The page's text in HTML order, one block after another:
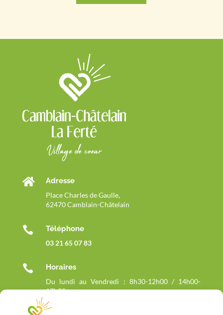
 Adresse
Place Charles de Gaulle,
62470 Camblain-Châtelain
 Téléphone
03 21 65 07 83
 Horaires
Du lundi au Vendredi : 8h30-12h00 / 14h00-
17h30
Fermée le mercredi matin